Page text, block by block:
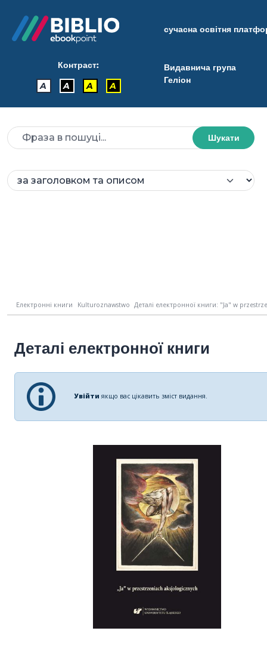
сучасна освітня
Контраст:
A
A A A
Видавнича група
Геліон
Шукати
Електронні книги Kulturoznawstwo Деталі електронної книги: "Ja" w
Деталі електронної книги
Увійти якщо вас цікавить зміст видання.